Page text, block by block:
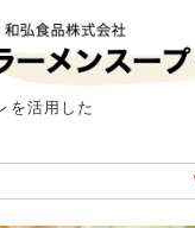
を活用した